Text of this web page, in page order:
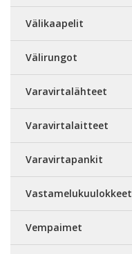
Välikaapelit
Välirungot
Varavirtalähteet
Varavirtalaitteet
Varavirtapankit
Vastamelukuulokkeet
Vempaimet